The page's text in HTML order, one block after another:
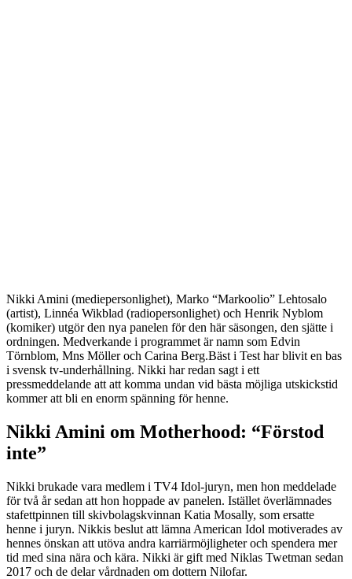
Nikki Amini (mediepersonlighet), Marko “Markoolio” Lehtosalo
(artist), Linnéa Wikblad (radiopersonlighet) och Henrik Nyblom
(komiker) utgör den nya panelen för den här säsongen, den sjätte i
ordningen. Medverkande i programmet är namn som Edvin
Törnblom, Mns Möller och Carina Berg.Bäst i Test har blivit en bas
i svensk tv-underhållning. Nikki har redan sagt i ett
pressmeddelande att att komma undan vid bästa möjliga utskickstid
kommer att bli en enorm spänning för henne.
Nikki Amini om Motherhood: “Förstod
inte”
Nikki brukade vara medlem i TV4 Idol-juryn, men hon meddelade
för två år sedan att hon hoppade av panelen. Istället överlämnades
stafettpinnen till skivbolagskvinnan Katia Mosally, som ersatte
henne i juryn. Nikkis beslut att lämna American Idol motiverades av
hennes önskan att utöva andra karriärmöjligheter och spendera mer
tid med sina nära och kära. Nikki är gift med Niklas Twetman sedan
2017 och de delar vårdnaden om dottern Nilofar.